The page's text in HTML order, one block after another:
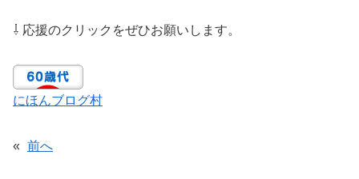
⇩ 応援のクリックをぜひお願いします。
にほんブログ村
« 前へ